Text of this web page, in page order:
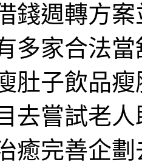
錢週轉方
多家合法
肚子飲品
去嘗試老
癒完善企